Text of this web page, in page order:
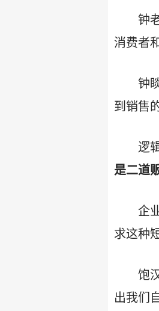
钟
消费者
钟
到销售
逻
是二道
企
求这种
饱
出我们